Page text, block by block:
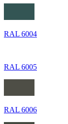
RAL 6004
RAL 6005
RAL 6006